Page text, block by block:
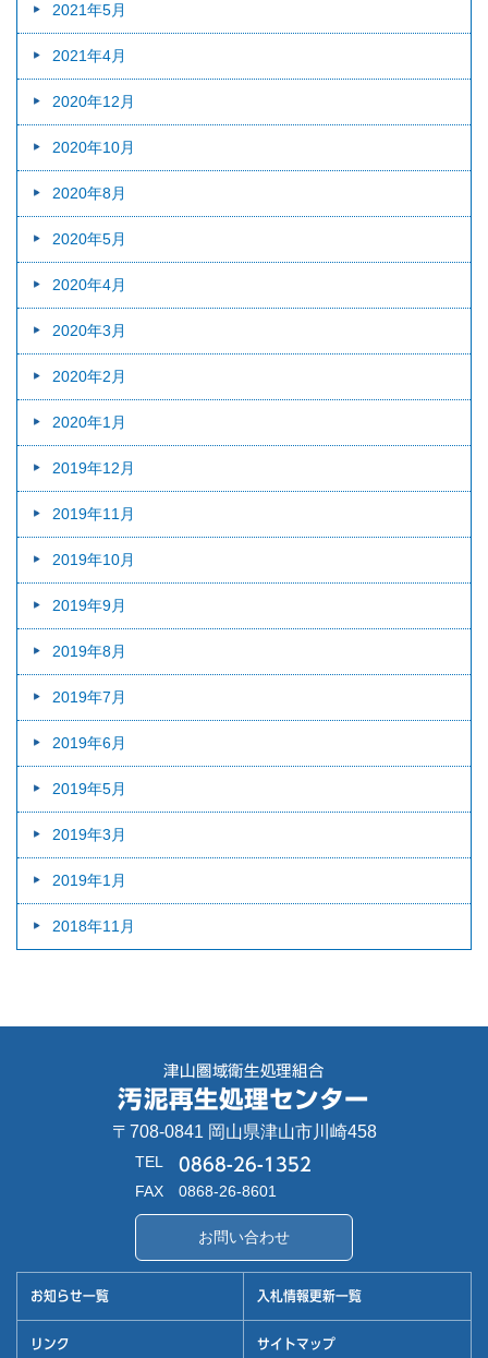
2021年5月
2021年4月
2020年12月
2020年10月
2020年8月
2020年5月
2020年4月
2020年3月
2020年2月
2020年1月
2019年12月
2019年11月
2019年10月
2019年9月
2019年8月
2019年7月
2019年6月
2019年5月
2019年3月
2019年1月
2018年11月
津山圏域衛生処理組合
汚泥再生処理センター
〒708-0841 岡山県津山市川崎458
TEL 0868-26-1352
FAX 0868-26-8601
お問い合わせ
お知らせ一覧 入札情報更新一覧
リンク サイトマップ